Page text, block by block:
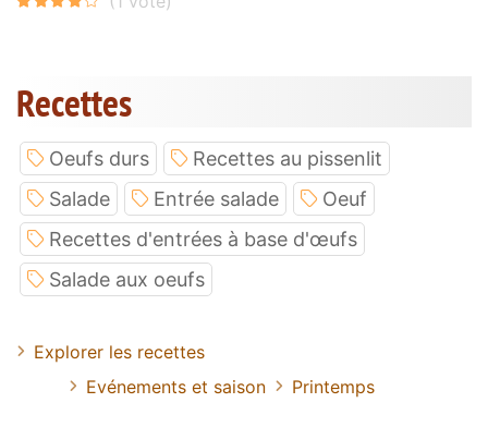
Recettes
Oeufs durs
Recettes au pissenlit
Salade
Entrée salade
Oeuf
Recettes d'entrées à base d'œufs
Salade aux oeufs
Explorer les recettes
Evénements et saison
Printemps